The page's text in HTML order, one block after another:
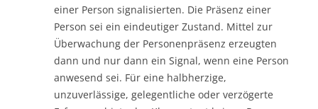
einer Person signalisierten. Die Präsenz einer
Person sei ein eindeutiger Zustand. Mittel zur
Überwachung der Personenpräsenz erzeugten
dann und nur dann ein Signal, wenn eine Person
anwesend sei. Für eine halbherzige,
unzuverlässige, gelegentliche oder verzögerte